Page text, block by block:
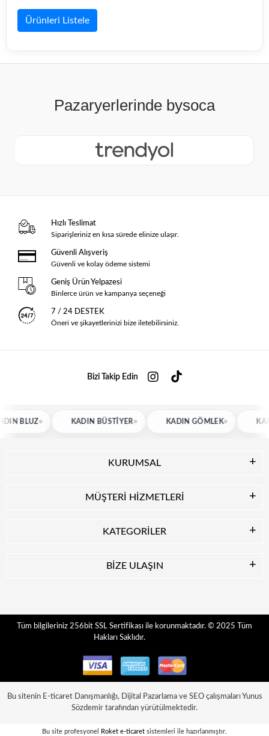
Ürünleri Listele
Hızlı Teslimat
Siparişleriniz en kısa sürede elinize ulaşır.
Güvenli Alışveriş
Güvenli ve kolay ödeme sistemi
Geniş Ürün Yelpazesi
Binlerce ürün ve kampanya seçeneği
7 / 24 DESTEK
Öneri ve şikayetlerinizi bize iletebilirsiniz.
Bizi Takip Edin
BLUZ KADIN BÜSTIYER KADIN GÖMLEK KADIN
KURUMSAL
MÜŞTERİ HİZMETLERİ
KATEGORİLER
BİZE ULAŞIN
Tüm bilgileriniz 256bit SSL Sertifikası ile korunmaktadır. © 2025 Tüm
Hakları Saklıdır.
Bu sitenin E-ticaret Danışmanlığı, Dijital Pazarlamave SEOçalışmalarıYunus
Sözdemir tarafından yürütülmektedir.
Bu site profesyonel Roket e-ticaret sistemleri ile hazırlanmıştır.